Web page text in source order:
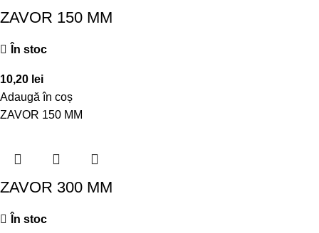
ZAVOR 150 MM
În stoc
10,20 lei
Adaugă în coș
ZAVOR 150 MM
ZAVOR 300 MM
În stoc